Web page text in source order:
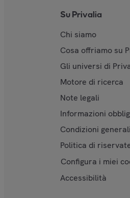
Su Privalia
Chi siamo
Cosa offriamo su
Gli universi di
Motore di ricerca
Note legali
Informazioni
Condizioni
Politica di
Configura i miei
Accessibilità